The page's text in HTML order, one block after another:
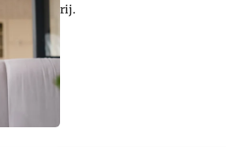
rij.